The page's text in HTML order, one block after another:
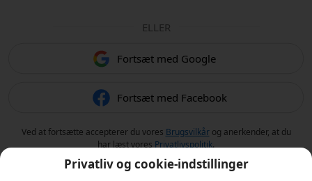
ELLER
Fortsæt med Google
Fortsæt med Facebook
Ved at fortsætte accepterer du vores Brugsvilkårog anerkender, at du
har læst vores Privatlivspolitik.
Privatliv og cookie-indstillinger